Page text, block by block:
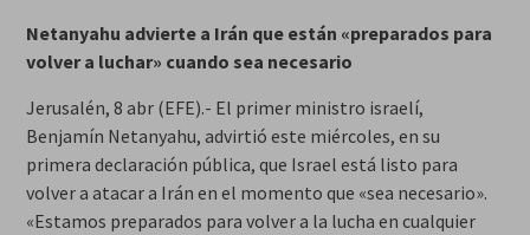
Netanyahu advierte a Irán que están «preparados para
volver a luchar» cuando sea necesario
Jerusalén, 8 abr (EFE).- El primer ministro israelí,
Benjamín Netanyahu, advirtió este miércoles, en su
primera declaración pública, que Israel está listo para
volver a atacar a Irán en el momento que «sea necesario».
«Estamos preparados para volver a la lucha en cualquier